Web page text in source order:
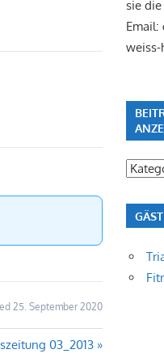
25. September 2020
03_2013
sie
Email:
weiss-